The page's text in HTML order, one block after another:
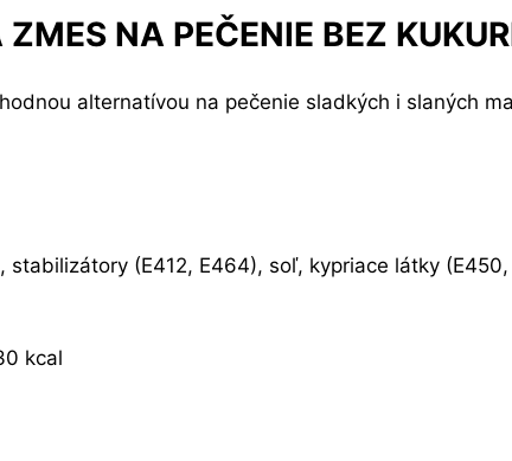
NA PEČENIE BEZ
alternatívou na pečenie sladkých i slaných
(E412, E464), soľ, kypriace látky
kcal